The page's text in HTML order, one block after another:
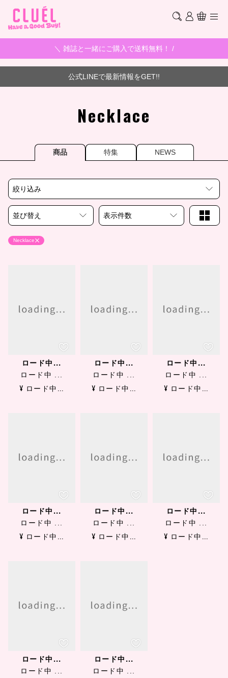
＼ 雑誌と一緒にご購入で送料無料！ /
公式LINEで最新情報をGET!!
Necklace
商品 特集 NEWS
絞り込み
並び替え 表示件数
Necklace
ロード中...
ロード中 ...
¥ ロード中...
ロード中...
ロード中 ...
¥ ロード中...
ロード中...
ロード中 ...
¥ ロード中...
ロード中...
ロード中 ...
¥ ロード中...
ロード中...
ロード中 ...
¥ ロード中...
ロード中...
ロード中 ...
¥ ロード中...
ロード中...
ロード中 ...
ロード中...
ロード中 ...